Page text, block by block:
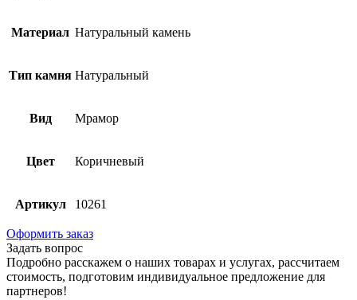
Материал Натуральный камень
Тип камня Натуральный
Вид Мрамор
Цвет Коричневый
Артикул 10261
Оформить заказ
Задать вопрос
Подробно расскажем о наших товарах и услугах, рассчитаем
стоимость, подготовим индивидуальное предложение для
партнеров!